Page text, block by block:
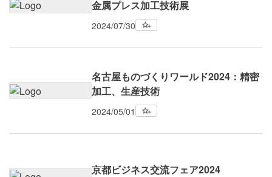
金属プレス加工技術展
2024/07/30
名古屋ものづくりワールド2024：精密
加工、生産技術
2024/05/01
京都ビジネス交流フェア2024